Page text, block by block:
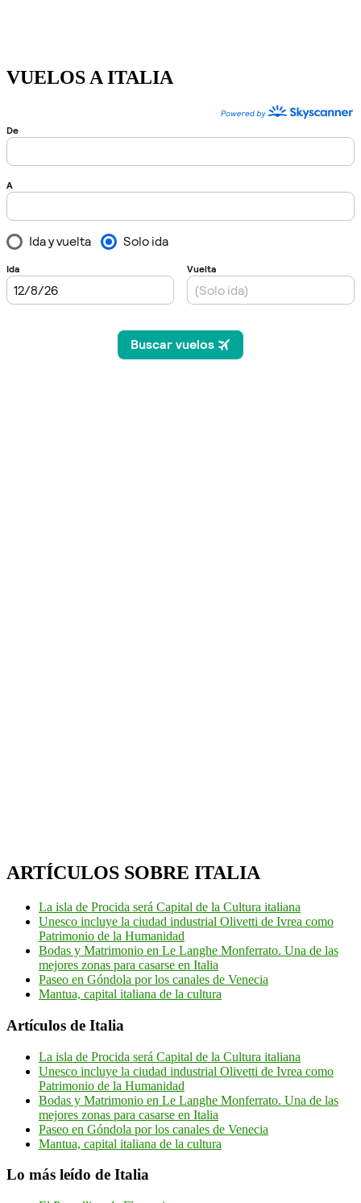
VUELOS A ITALIA
ARTÍCULOS SOBRE ITALIA
La isla de Procida será Capital de la Cultura italiana
Unesco incluye la ciudad industrial Olivetti de Ivrea como
Patrimonio de la Humanidad
Bodas y Matrimonio en Le Langhe Monferrato. Una de las
mejores zonas para casarse en Italia
Paseo en Góndola por los canales de Venecia
Mantua, capital italiana de la cultura
Artículos de Italia
La isla de Procida será Capital de la Cultura italiana
Unesco incluye la ciudad industrial Olivetti de Ivrea como
Patrimonio de la Humanidad
Bodas y Matrimonio en Le Langhe Monferrato. Una de las
mejores zonas para casarse en Italia
Paseo en Góndola por los canales de Venecia
Mantua, capital italiana de la cultura
Lo más leído de Italia